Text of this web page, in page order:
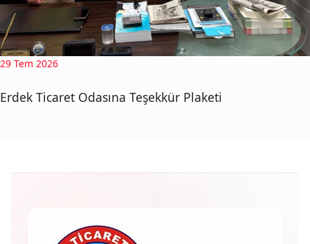
29 Tem 2026
Erdek Ticaret Odasına Teşekkür Plaketi